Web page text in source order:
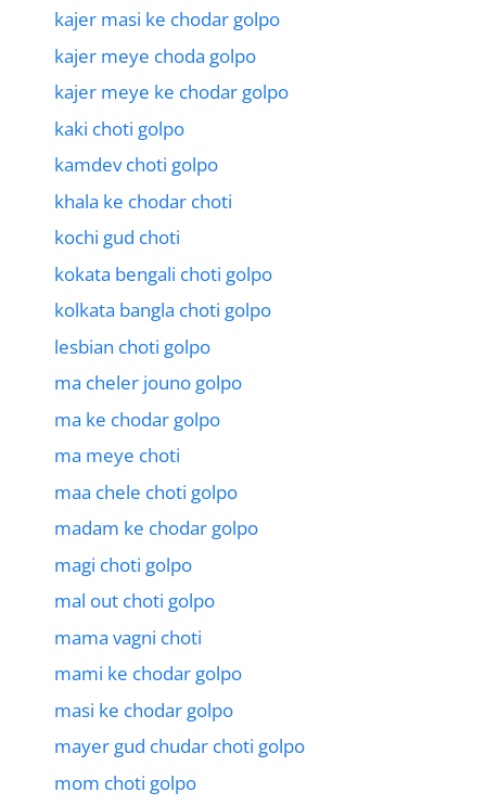
kajer masi ke chodar golpo
kajer meye choda golpo
kajer meye ke chodar golpo
kaki choti golpo
kamdev choti golpo
khala ke chodar choti
kochi gud choti
kokata bengali choti golpo
kolkata bangla choti golpo
lesbian choti golpo
ma cheler jouno golpo
ma ke chodar golpo
ma meye choti
maa chele choti golpo
madam ke chodar golpo
magi choti golpo
mal out choti golpo
mama vagni choti
mami ke chodar golpo
masi ke chodar golpo
mayer gud chudar choti golpo
mom choti golpo